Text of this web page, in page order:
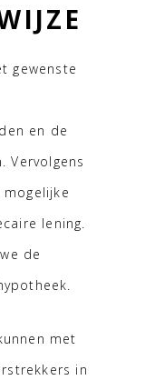
gewenste
en de
Vervolgens
lening.
de
met
in